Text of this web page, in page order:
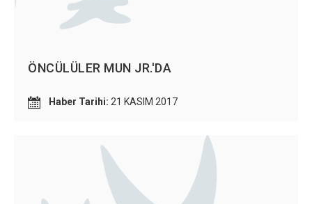
ÖNCÜLÜLER MUN JR.'DA
Haber Tarihi: 21 KASIM 2017